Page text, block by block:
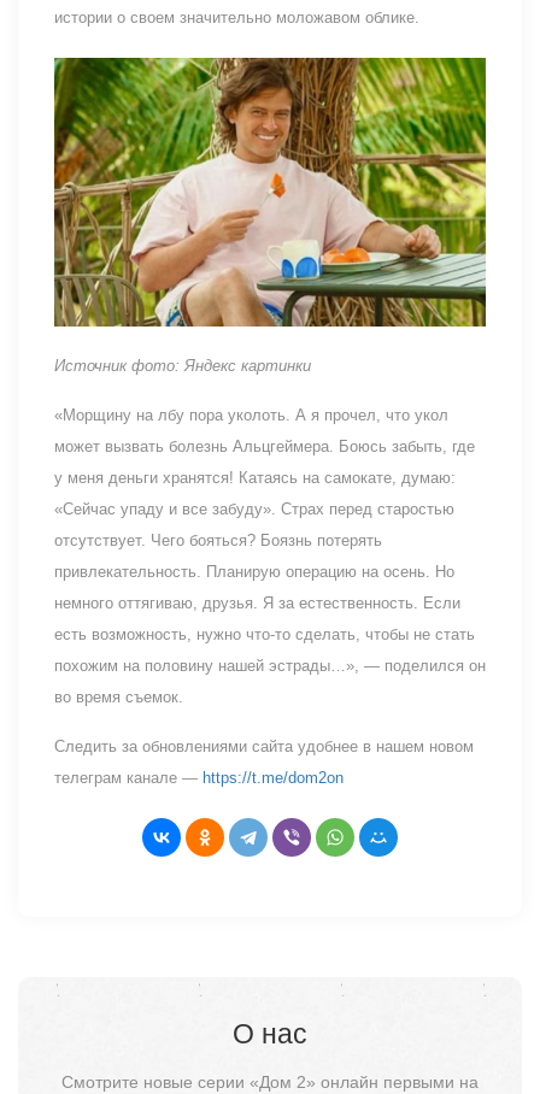
истории о своем значительно моложавом облике.
Источник фото: Яндекс картинки
«Морщину на лбу пора уколоть. А я прочел, что укол
может вызвать болезнь Альцгеймера. Боюсь забыть, где
у меня деньги хранятся! Катаясь на самокате, думаю:
«Сейчас упаду и все забуду». Страх перед старостью
отсутствует. Чего бояться? Боязнь потерять
привлекательность. Планирую операцию на осень. Но
немного оттягиваю, друзья. Я за естественность. Если
есть возможность, нужно что-то сделать, чтобы не стать
похожим на половину нашей эстрады…», — поделился он
во время съемок.
Следить за обновлениями сайта удобнее в нашем новом
телеграм канале — https://t.me/dom2on
О нас
Смотрите новые серии «Дом 2» онлайн первыми на